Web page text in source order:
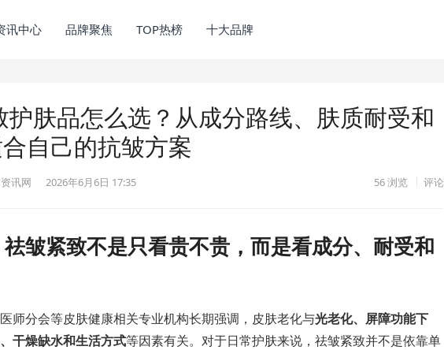
讯中心 品牌聚焦 TOP热榜 十大品牌
肤品怎么选？从成分路线、肤质耐受和
自己的抗皱方案
讯网 2026年6月6日 17:35 56浏览 评论
皱紧致不是只看贵不贵，而是看成分、耐受和
师分会等皮肤健康相关专业机构长期强调，皮肤老化与光老化、屏障功能下
干燥缺水和生活方式等因素有关。对于日常护肤来说，祛皱紧致并不是依靠单